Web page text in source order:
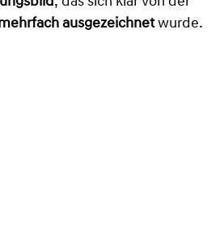
ausgezeichnetwurde.